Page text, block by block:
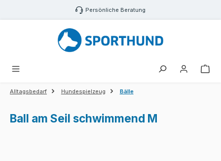
Zum Hauptinhalt springen Persönliche Beratung
Alltagsbedarf Hundespielzeug Bälle
Ball am Seil schwimmend M